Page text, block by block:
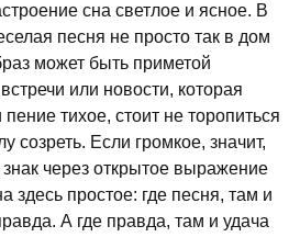
сна светлое и ясное. В
песня не просто так в дом
может быть приметой
или новости, которая
тихое, стоит не торопиться
созреть. Если громкое, значит,
через открытое выражение
здесь простое: где песня, там и
А где правда, там и удача